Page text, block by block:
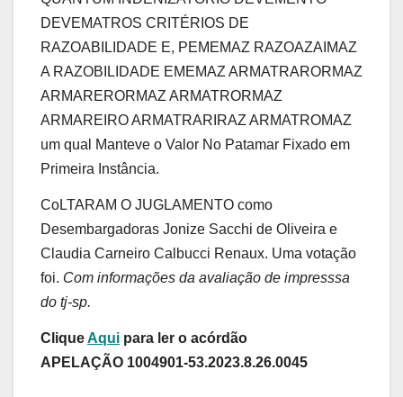
DEVEMATROS CRITÉRIOS DE
RAZOABILIDADE E, PEMEMAZ RAZOAZAIMAZ
A RAZOBILIDADE EMEMAZ ARMATRARORMAZ
ARMARERORMAZ ARMATRORMAZ
ARMAREIRO ARMATRARIRAZ ARMATROMAZ
um qual Manteve o Valor No Patamar Fixado em
Primeira Instância.
CoLTARAM O JUGLAMENTO como
Desembargadoras Jonize Sacchi de Oliveira e
Claudia Carneiro Calbucci Renaux. Uma votação
foi. Com informações da avaliação de impresssa
do tj-sp.
CliqueAqui para ler o acórdão
APELAÇÃO 1004901-53.2023.8.26.0045